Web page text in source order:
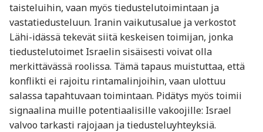
taisteluihin, vaan myös tiedustelutoimintaan ja
vastatiedusteluun. Iranin vaikutusalue ja verkostot
Lähi-idässä tekevät siitä keskeisen toimijan, jonka
tiedustelutoimet Israelin sisäisesti voivat olla
merkittävässä roolissa. Tämä tapaus muistuttaa, että
konflikti ei rajoitu rintamalinjoihin, vaan ulottuu
salassa tapahtuvaan toimintaan. Pidätys myös toimii
signaalina muille potentiaalisille vakoojille: Israel
valvoo tarkasti rajojaan ja tiedusteluyhteyksiä.